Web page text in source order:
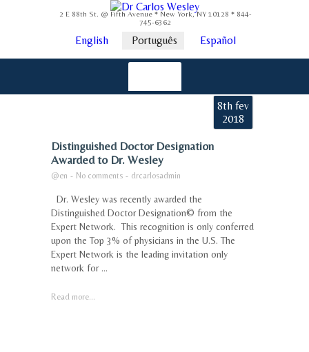
2 E 88th St. @ Fifth Avenue * New York, NY 10128 * 844-
745-6362
English Português Español
8th fev
2018
Distinguished Doctor Designation
Awarded to Dr. Wesley
@en - No comments - drcarlosadmin
Dr. Wesley was recently awarded the
Distinguished Doctor Designation© from the
Expert Network. This recognition is only conferred
upon the Top 3% of physicians in the U.S. The
Expert Network is the leading invitation only
network for ...
Read more...